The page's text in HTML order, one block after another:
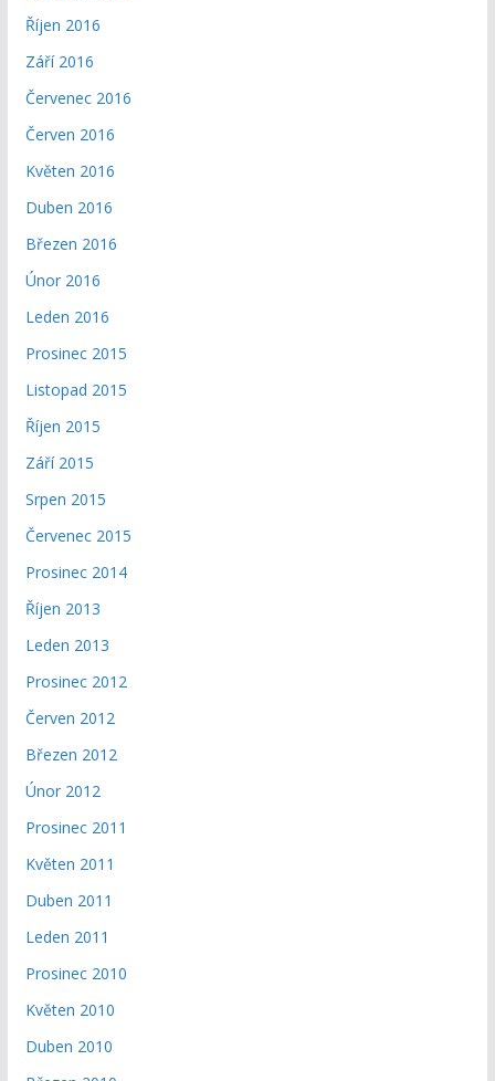
Říjen 2016
Září 2016
Červenec 2016
Červen 2016
Květen 2016
Duben 2016
Březen 2016
Únor 2016
Leden 2016
Prosinec 2015
Listopad 2015
Říjen 2015
Září 2015
Srpen 2015
Červenec 2015
Prosinec 2014
Říjen 2013
Leden 2013
Prosinec 2012
Červen 2012
Březen 2012
Únor 2012
Prosinec 2011
Květen 2011
Duben 2011
Leden 2011
Prosinec 2010
Květen 2010
Duben 2010